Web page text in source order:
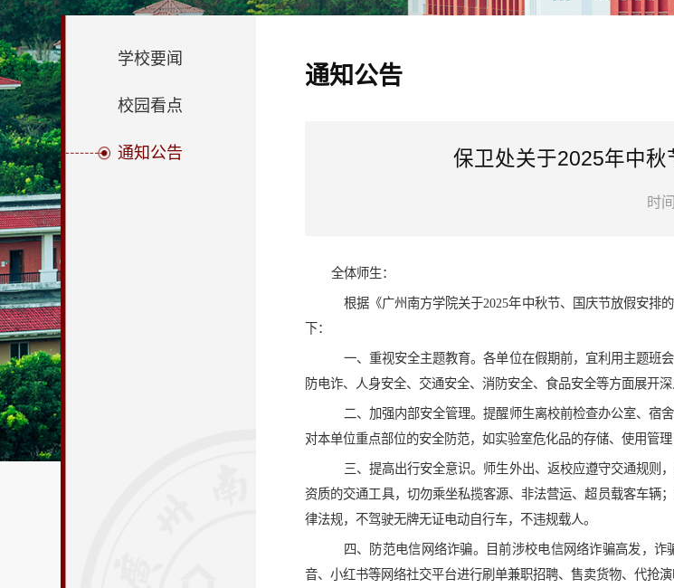
学校要闻
校园看点
通知公告
通知公告
保卫处关于2025年中
时
全体师生：
根据《广州南方学院关于2025年中秋节、国庆节放假安排
下：
一、重视安全主题教育。各单位在假期前，宜利用主题班
防电诈、人身安全、交通安全、消防安全、食品安全等方面展开
二、加强内部安全管理。提醒师生离校前检查办公室、宿
对本单位重点部位的安全防范，如实验室危化品的存储、使用管
三、提高出行安全意识。 师生外出、返校应遵守交通规则
资质的交通工具，切勿乘坐私揽客源、非法营运、超员载客车辆
律法规，不驾驶无牌无证电动自行车，不违规载人。
四、防范电信网络诈骗。
目前涉校电信网络诈骗高发，
音、小红书等网络社交平台进行刷单兼职招聘、售卖货物、代抢